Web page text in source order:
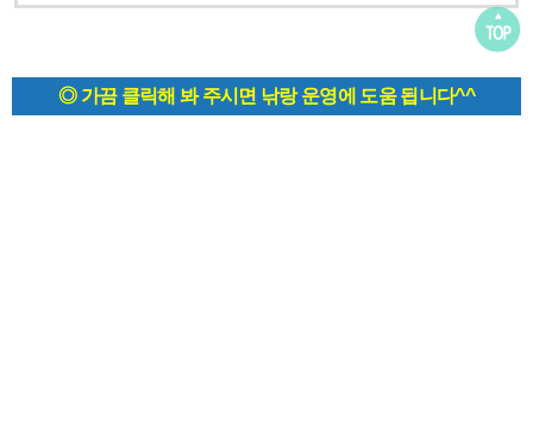
◎ 가끔 클릭해 봐 주시면 낚랑 운영에 도움 됩니다^^